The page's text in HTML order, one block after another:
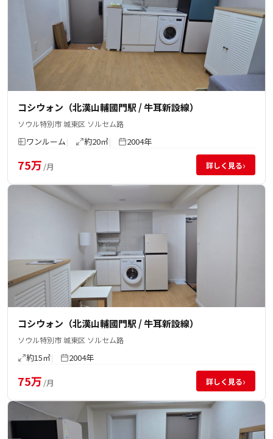
コシウォン（北漢山輔國門駅 / 牛耳新設線）
ソウル特別市 城東区 ソルセム路
ワンルーム 約20㎡ 2004年
75万 /月 詳しく見る›
コシウォン（北漢山輔國門駅 / 牛耳新設線）
ソウル特別市 城東区 ソルセム路
約15㎡ 2004年
75万 /月 詳しく見る›